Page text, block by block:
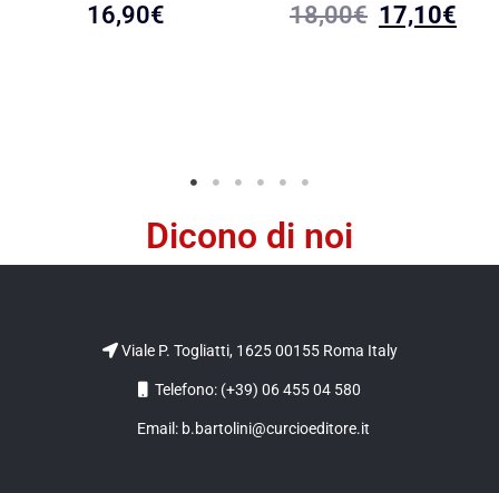
16,90€ 18,00€ 17,10€
Dicono di noi
Viale P. Togliatti, 1625 00155 Roma Italy
Telefono: (+39) 06 455 04 580
Email: b.bartolini@curcioeditore.it